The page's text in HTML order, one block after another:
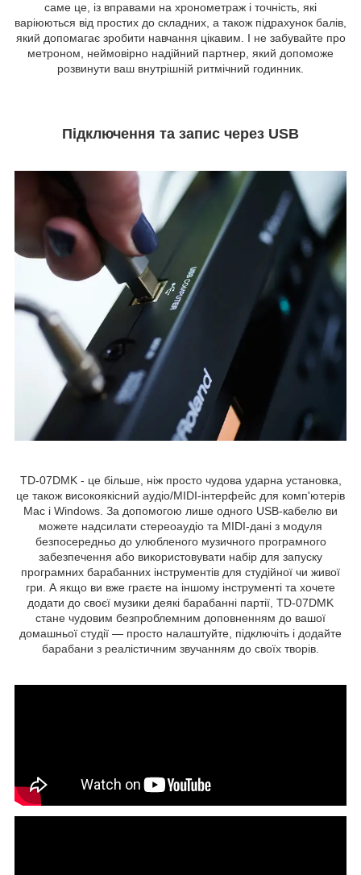
саме це, із вправами на хронометраж і точність, які
варіюються від простих до складних, а також підрахунок балів,
який допомагає зробити навчання цікавим. І не забувайте про
метроном, неймовірно надійний партнер, який допоможе
розвинути ваш внутрішній ритмічний годинник.
Підключення та запис через USB
TD-07DMK - це більше, ніж просто чудова ударна установка,
це також високоякісний аудіо/MIDI-інтерфейс для комп'ютерів
Mac і Windows. За допомогою лише одного USB-кабелю ви
можете надсилати стереоаудіо та MIDI-дані з модуля
безпосередньо до улюбленого музичного програмного
забезпечення або використовувати набір для запуску
програмних барабанних інструментів для студійної чи живої
гри. А якщо ви вже граєте на іншому інструменті та хочете
додати до своєї музики деякі барабанні партії, TD-07DMK
стане чудовим безпроблемним доповненням до вашої
домашньої студії — просто налаштуйте, підключіть і додайте
барабани з реалістичним звучанням до своїх творів.